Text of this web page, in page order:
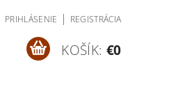
PRIHLÁSENIE | REGISTRÁCIA
KOŠÍK: €0